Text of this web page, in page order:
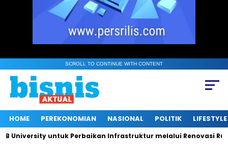
SCROLL TO CONTINUE WITH CONTENT
HOME PEREKONOMIAN NASIONAL POLITIK LIFESTYLE
untuk Perbaikan Infrastruktur melalui Renovasi Ruang